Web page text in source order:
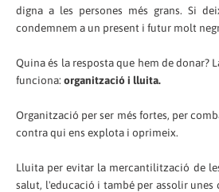
digna a les persones més grans. Si
condemnem a un present i futur molt
Quina és la resposta que hem de donar?
funciona: organització i lluita.
Organització per ser més fortes, per
contra qui ens explota i oprimeix.
Lluita per evitar la mercantilització de
salut, l'educació i també per assolir